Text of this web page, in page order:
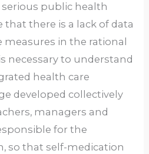
public health
that there is a lack of data
in the rational
necessary to understand
health care
developed collectively
managers and
for the
so that self-medication